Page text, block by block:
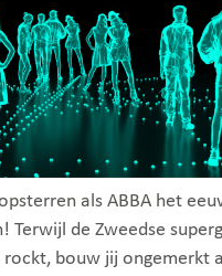
als ABBA het
Terwijl de Zweedse
bouw jij ongemerkt